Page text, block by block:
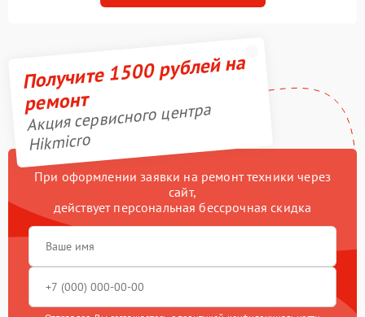
Получите 1500 рублей на
ремонт
Акция сервисного центра
Hikmicro
При оформлении заявки на ремонт техники через
сайт,
действует персональная бессрочная скидка